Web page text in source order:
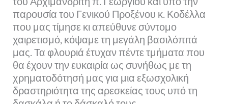
παρουσία του Γενικού Προξένου κ. Κοδέλλα
που μας τίμησε κι απεύθυνε σύντομο
χαιρετισμό, κόψαμε τη μεγάλη βασιλόπιτά
μας. Τα φλουριά έτυχαν πέντε τμήματα που
θα έχουν την ευκαιρία ως συνήθως με τη
χρηματοδότησή μας για μια εξωσχολική
δραστηριότητα της αρεσκείας τους υπό τη